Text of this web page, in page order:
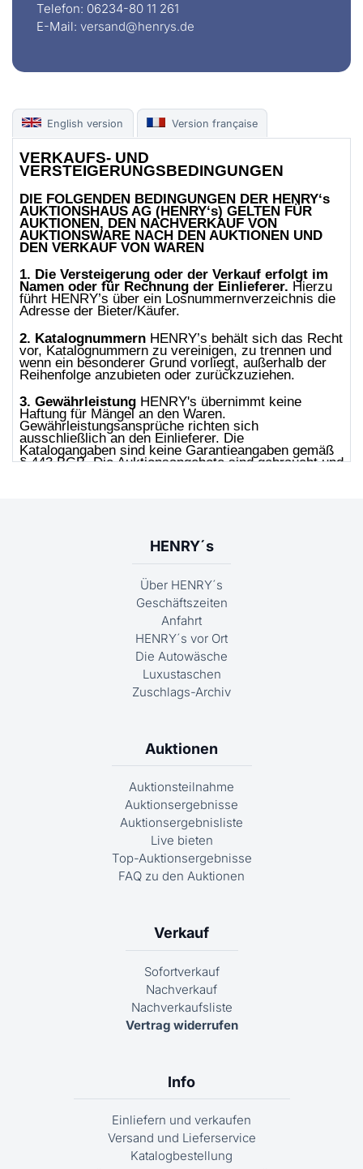
Telefon: 06234-80 11 261
E-Mail: versand@henrys.de
English version Version française
HENRY´s
Über HENRY´s
Geschäftszeiten
Anfahrt
HENRY´s vor Ort
Die Autowäsche
Luxustaschen
Zuschlags-Archiv
Auktionen
Auktionsteilnahme
Auktionsergebnisse
Auktionsergebnisliste
Live bieten
Top-Auktionsergebnisse
FAQ zu den Auktionen
Verkauf
Sofortverkauf
Nachverkauf
Nachverkaufsliste
Vertrag widerrufen
Info
Einliefern und verkaufen
Versand und Lieferservice
Katalogbestellung